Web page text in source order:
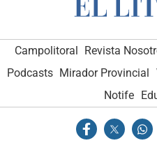
Campolitoral Revista
Podcasts Mirador Provincial
Notife